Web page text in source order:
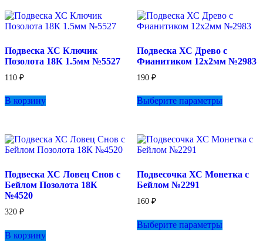
Подвеска ХС Ключик
Позолота 18К 1.5мм №5527
110 ₽
В корзину
Подвеска ХС Древо с
Фианитиком 12х2мм №2983
190 ₽
Выберите параметрытовар
Опции
на
Подвеска ХС Ловец Снов с
Бейлом Позолота 18К
№4520
320 ₽
В корзину
Подвесочка ХС Монетка с
Бейлом №2291
160 ₽
Выберите параметрытовар